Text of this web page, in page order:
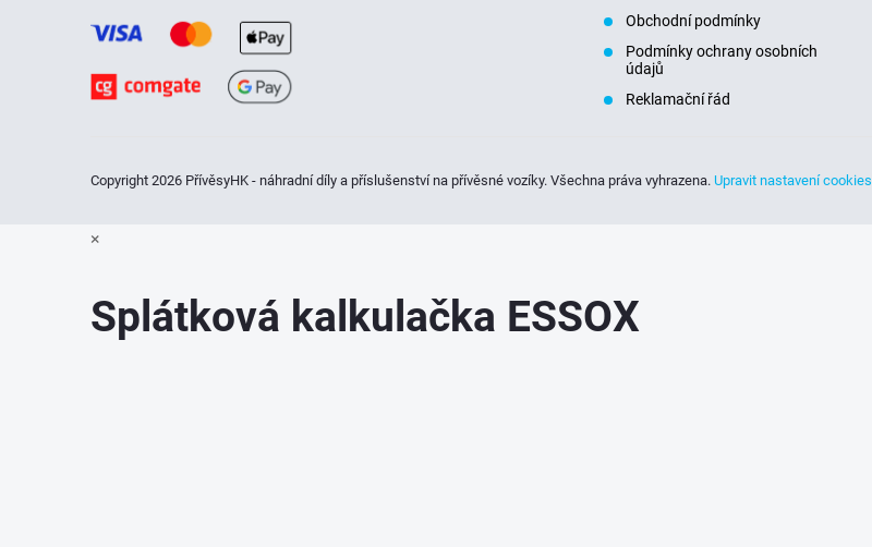
i
Obchodní podmínky
Podmínky ochrany osobních
údajů
Reklamační řád
Copyright 2026 PřívěsyHK - náhradní díly a příslušenství na přívěsné vozíky. Všechna práva vyhrazena. Upravit nastavení cookies
×
Splátková kalkulačka ESSOX